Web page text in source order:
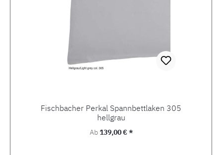
Fischbacher Perkal Spannbettlaken 305
hellgrau
Regulärer Preis:
Ab139,00 € *